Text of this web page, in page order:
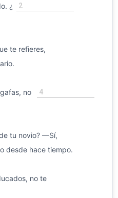
¿ 2
te refieres,
no 4
tu novio? —Sí,
desde hace tiempo.
no te